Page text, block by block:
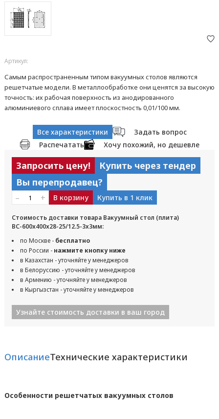
Артикул:
Самым распространенным типом вакуумных столов являются
решетчатые модели. В металлообработке они ценятся за высокую
точность: их рабочая поверхность из анодированного
алюминиевого сплава имеет плоскостность 0,01/100 мм.
Все характеристики
Задать вопрос
Распечатать
Хочу похожий, но дешевле
Запросить цену!
Купить через тендер
Вы перепродавец?
– + В корзину Купить в 1 клик
Стоимость доставки товара Вакуумный стол (плита)
ВС-600х400х28-25/12.5-3x3мм:
по Москве - бесплатно
по России - нажмите кнопку ниже
в Казахстан - уточняйте у менеджеров
в Белоруссию - уточняйте у менеджеров
в Армению - уточняйте у менеджеров
в Кыргызстан - уточняйте у менеджеров
Узнайте стоимость доставки в ваш город
ОписаниеТехнические характеристики
Особенности решетчатых вакуумных столов